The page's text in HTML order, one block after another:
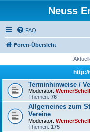
Neuss
FAQ
Foren-Übersicht
Terminhinweise /
Moderator: WernerSchell
Themen: 76
Allgemeines zum
Vereine
Moderator: WernerSchell
Themen: 175